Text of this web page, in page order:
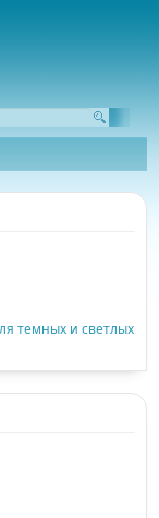
темных и светлых